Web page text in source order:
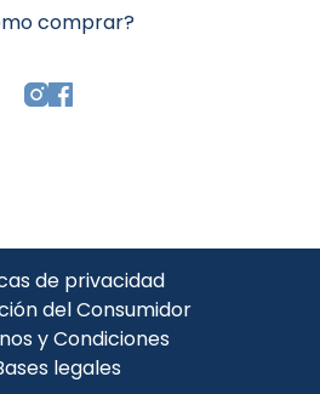
comprar?
de privacidad
del Consumidor
y Condiciones
legales